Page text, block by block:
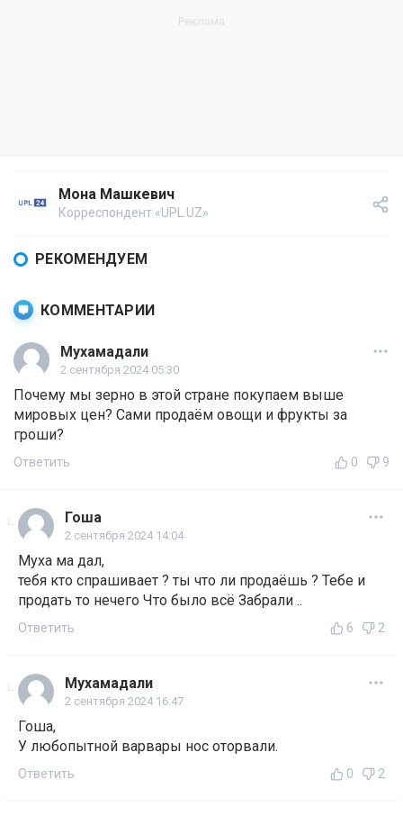
Мона Машкевич
Корреспондент «UPL.UZ»
РЕКОМЕНДУЕМ
КОММЕНТАРИИ
Мухамадали
2 сентября 2024 05:30
Почему мы зерно в этой стране покупаем выше
мировых цен? Сами продаём овощи и фрукты за
гроши?
Ответить 0 9
Гоша
2 сентября 2024 14:04
Муха ма дал,
тебя кто спрашивает ? ты что ли продаёшь ? Тебе и
продать то нечего Что было всё Забрали ..
Ответить 6 2
Мухамадали
2 сентября 2024 16:47
Гоша,
У любопытной варвары нос оторвали.
Ответить 0 2